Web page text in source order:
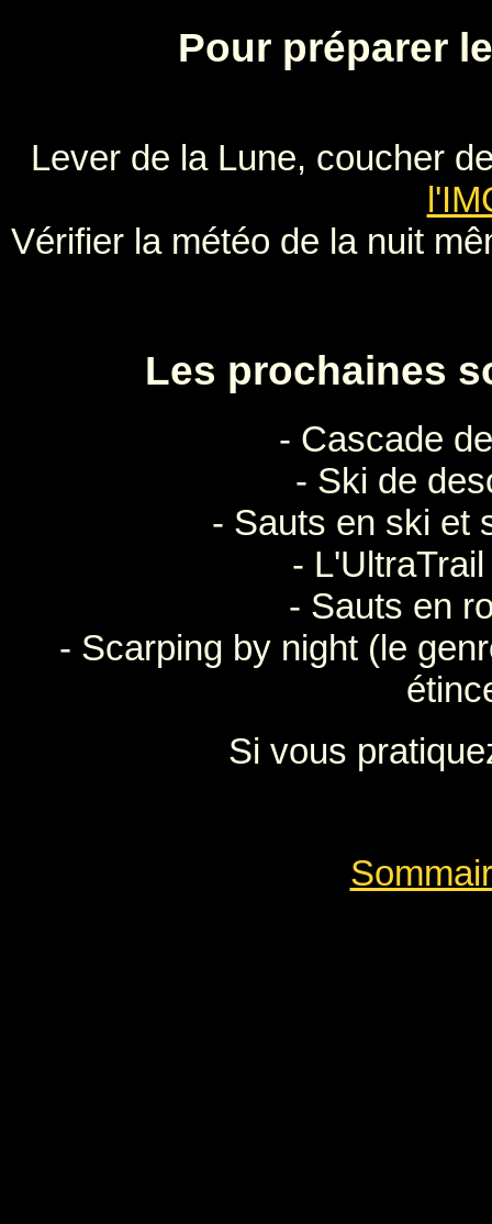
Pour préparer
Lever de la Lune, coucher
Vérifier la météo de la nuit
Les prochaines
- Cascade
- Ski de
- Sauts en ski et
-
- Sauts en
- Scarping by night (le
Si vous